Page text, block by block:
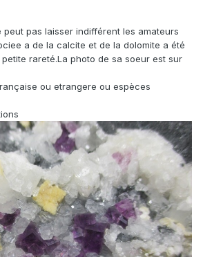
pas laisser indifférent les amateurs
a de la calcite et de la dolomite a été
rareté.La photo de sa soeur est sur
ou etrangere ou espèces